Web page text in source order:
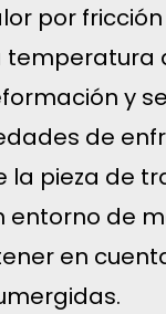
por
y
de
la pieza de
entorno de
en